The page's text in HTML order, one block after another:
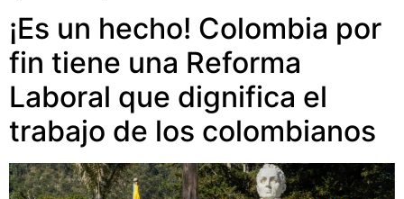
¡Es un hecho! Colombia por
fin tiene una Reforma
Laboral que dignifica el
trabajo de los colombianos